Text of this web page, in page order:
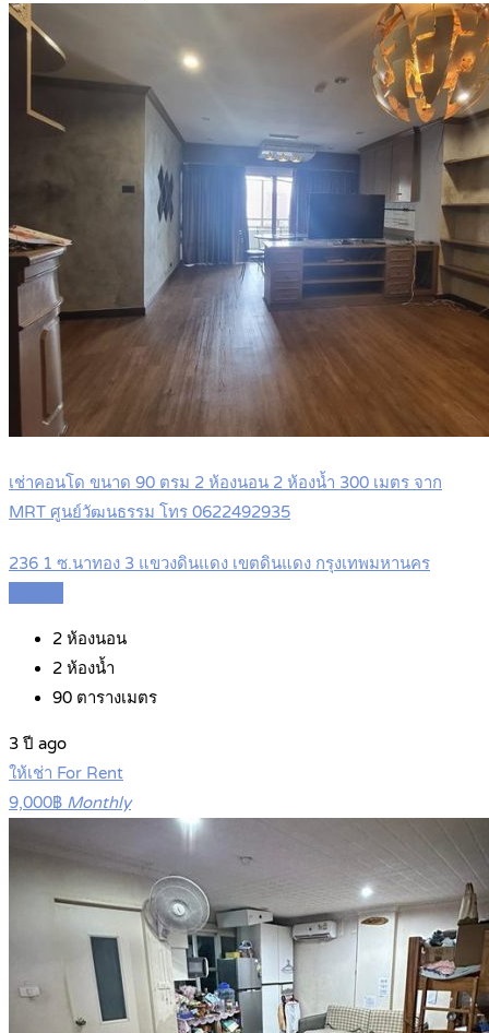
เช่าคอนโด ขนาด 90 ตรม 2 ห้องนอน 2 ห้องน้ำ 300 เมตร จาก
MRT ศูนย์วัฒนธรรม โทร 0622492935
236 1 ซ.นาทอง 3 แขวงดินแดง เขตดินแดง กรุงเทพมหานคร
2 ห้องนอน
2 ห้องน้ำ
90 ตารางเมตร
3 ปี ago
ให้เช่า For Rent
9,000฿ Monthly